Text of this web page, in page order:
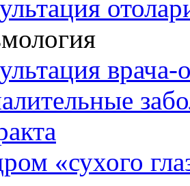
врача-
«сухого